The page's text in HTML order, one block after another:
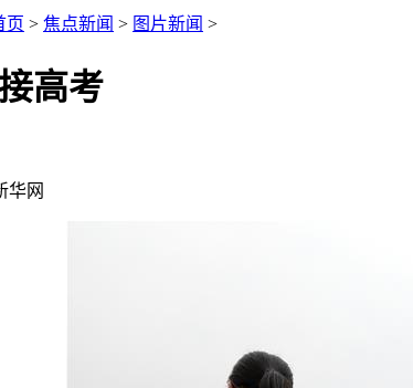
页 > 焦点新闻 > 图片新闻 >
高考
华网